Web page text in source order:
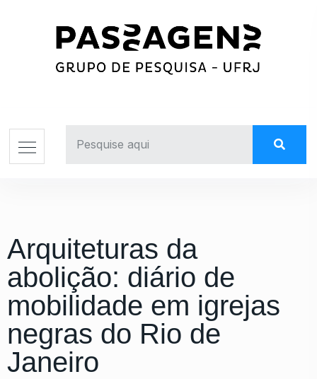
Arquiteturas da
abolição: diário de
mobilidade em igrejas
negras do Rio de
Janeiro